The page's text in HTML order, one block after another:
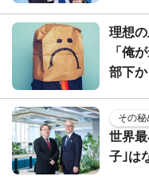
理想
「俺
部下
その
世界
子｣は